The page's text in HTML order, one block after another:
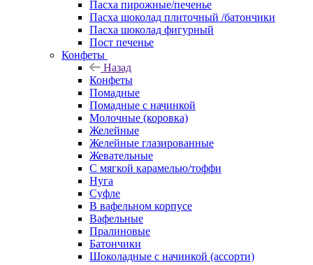
Пасха пирожные/печенье
Пасха шоколад плиточный /батончики
Пасха шоколад фигурный
Пост печенье
Конфеты
Назад
Конфеты
Помадные
Помадные с начинкой
Молочные (коровка)
Желейные
Желейные глазированные
Жевательные
С мягкой карамелью/тоффи
Нуга
Суфле
В вафельном корпусе
Вафельные
Пралиновые
Батончики
Шоколадные с начинкой (ассорти)